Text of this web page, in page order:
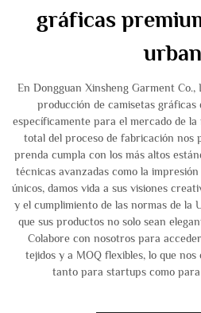
gráficas
En Dongguan Xinsheng Garment Co.,
producción de camisetas gráficas
específicamente para el mercado de
total del proceso de fabricación nos
prenda cumpla con los más altos
técnicas avanzadas como la
únicos, damos vida a sus visiones
y el cumplimiento de las normas de la
que sus productos no solo sean
Colabore con nosotros para
tejidos y a MOQ flexibles, lo que
tanto para startups como para